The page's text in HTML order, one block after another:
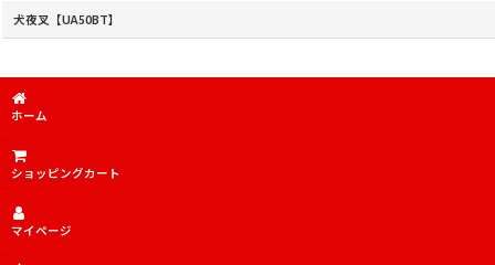
犬夜叉【UA50BT】
ホーム
ショッピングカート
マイページ